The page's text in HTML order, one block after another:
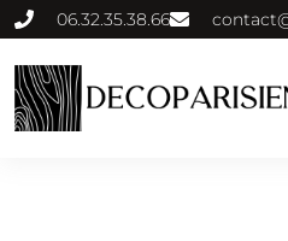
06.32.35.38.66